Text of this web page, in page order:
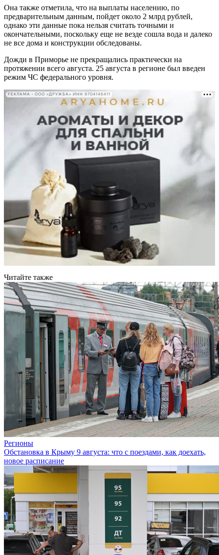
Она также отметила, что на выплаты населению, по
предварительным данным, пойдет около 2 млрд рублей,
однако эти данные пока нельзя считать точными и
окончательными, поскольку еще не везде сошла вода и далеко
не все дома и конструкции обследованы.
Дожди в Приморье не прекращались практически на
протяжении всего августа. 25 августа в регионе был введен
режим ЧС федерального уровня.
РЕКЛАМА • ООО «ДРУЖБА» ИНН 9704146411
Читайте также
Регионы
Обстановка в Крыму 9 августа: что с поездами, как доехать,
новое расписание